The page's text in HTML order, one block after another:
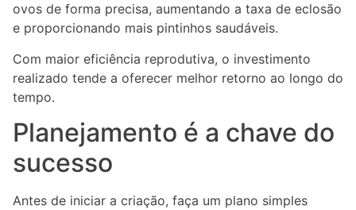
ovos de forma precisa, aumentando a taxa de eclosão
e proporcionando mais pintinhos saudáveis.
Com maior eficiência reprodutiva, o investimento
realizado tende a oferecer melhor retorno ao longo do
tempo.
Planejamento é a chave do
sucesso
Antes de iniciar a criação, faça um plano simples